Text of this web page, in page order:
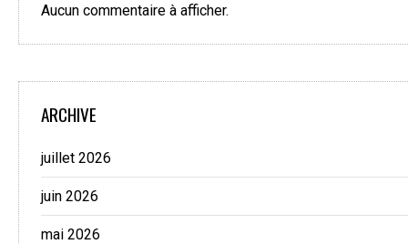
Aucun commentaire à afficher.
ARCHIVE
juillet 2026
juin 2026
mai 2026